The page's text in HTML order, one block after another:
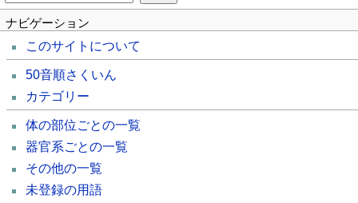
ナビゲーション
このサイトについて
50音順さくいん
カテゴリー
体の部位ごとの一覧
器官系ごとの一覧
その他の一覧
未登録の用語